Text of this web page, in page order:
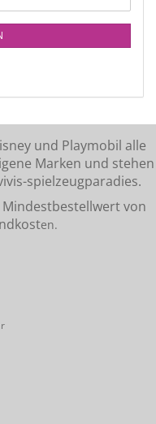
und Playmobil alle
Marken und stehen
spielzeugparadies.
von
en.